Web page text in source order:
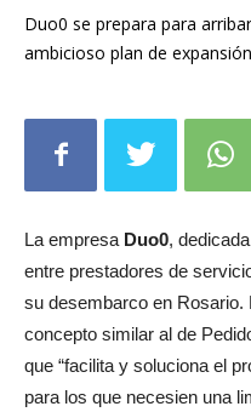
Duo0 se prepara para
ambicioso plan de
La empresa Duo0,
entre prestadores de
su desembarco en Rosario.
concepto similar al de
que “facilita y soluciona el
para los que necesien una